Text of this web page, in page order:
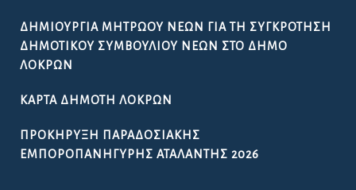
ΔΗΜΙΟΥΡΓΊΑ ΜΗΤΡΏΟΥ ΝΈΩΝ ΓΙΑ ΤΗ ΣΥΓΚΡΌΤΗΣΗ
ΔΗΜΟΤΙΚΟΎ ΣΥΜΒΟΥΛΊΟΥ ΝΈΩΝ ΣΤΟ ΔΉΜΟ
ΛΟΚΡΏΝ
ΚΆΡΤΑ ΔΗΜΌΤΗ ΛΟΚΡΏΝ
ΠΡΟΚΉΡΥΞΗ ΠΑΡΑΔΟΣΙΑΚΉΣ
ΕΜΠΟΡΟΠΑΝΉΓΥΡΗΣ ΑΤΑΛΆΝΤΗΣ 2026